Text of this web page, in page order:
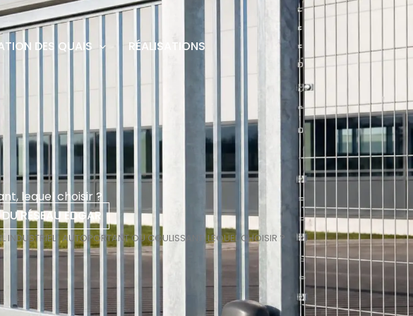
DES QUAIS
RÉALISATIONS
lequel choisir ?
RÉSEAU EDGAR
INDUSTRIEL : AUTOPORTANT OU COULISSANT, LEQUEL CHOISIR ?